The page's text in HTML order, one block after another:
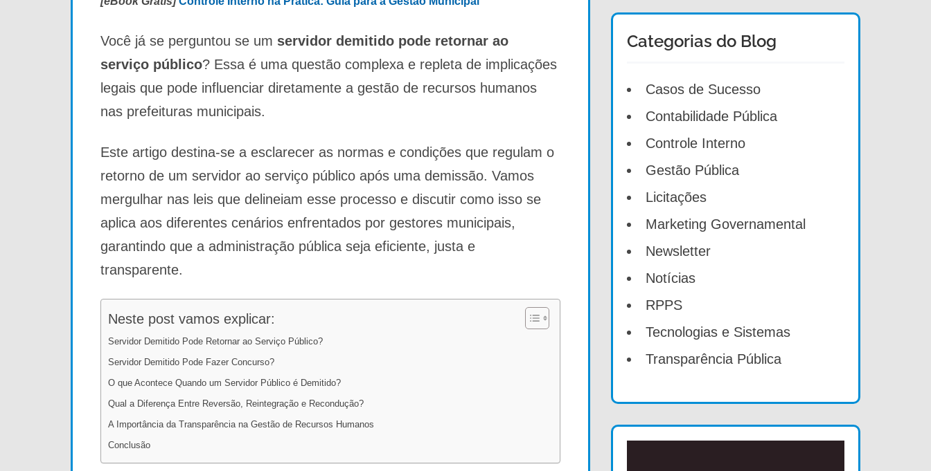
Você já se perguntou se um servidor demitido pode retornar ao
serviço público? Essa é uma questão complexa e repleta de implicações
legais que pode influenciar diretamente a gestão de recursos humanos
nas prefeituras municipais.
Este artigo destina-se a esclarecer as normas e condições que regulam o
retorno de um servidor ao serviço público após uma demissão. Vamos
mergulhar nas leis que delineiam esse processo e discutir como isso se
aplica aos diferentes cenários enfrentados por gestores municipais,
garantindo que a administração pública seja eficiente, justa e
transparente.
Neste post vamos explicar:
Servidor Demitido Pode Retornar ao Serviço Público?
Servidor Demitido Pode Fazer Concurso?
O que Acontece Quando um Servidor Público é Demitido?
Qual a Diferença Entre Reversão, Reintegração e Recondução?
A Importância da Transparência na Gestão de Recursos Humanos
Conclusão
Categorias do Blog
Casos de Sucesso
Contabilidade Pública
Controle Interno
Gestão Pública
Licitações
Marketing Governamental
Newsletter
Notícias
RPPS
Tecnologias e Sistemas
Transparência Pública